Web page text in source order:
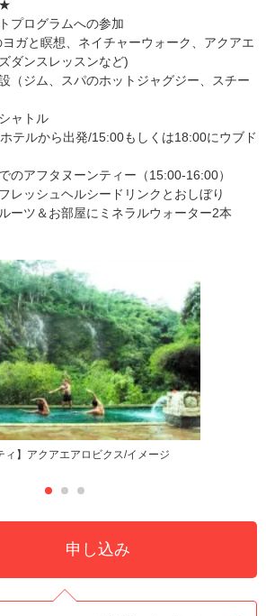
★
プログラムへの参加
ガと瞑想、ネイチャーウォーク、アクアエ
ダンスレッスンなど)
（ジム、スパのホットジャグジー、スチー
ャトル
テルから出発/15:00もしくは18:00にウブド
のアフタヌーンティー（15:00-16:00）
レッシュヘルシードリンクとおしぼり
ーツ＆お部屋にミネラルウォーター2本
ィ】アクアエアロビクス/イメージ
申し込み